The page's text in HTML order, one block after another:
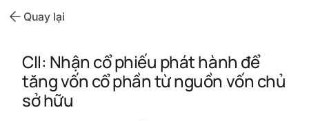
Quay lại
CII: Nhận cổ phiếu phát hành để
tăng vốn cổ phần từ nguồn vốn chủ
sở hữu